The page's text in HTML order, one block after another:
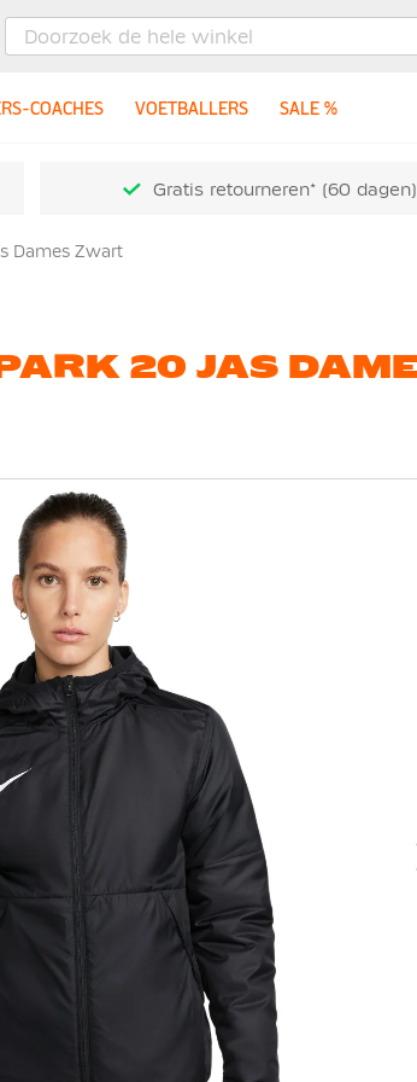
COACHES VOETBALLERS SALE %
Gratis retourneren* (60 dagen)
Dames Zwart
20 JAS